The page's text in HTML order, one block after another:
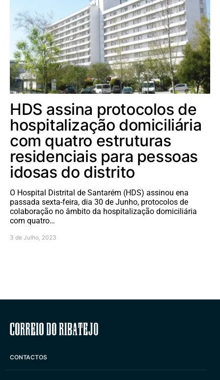
HDS assina protocolos de
hospitalização domiciliária
com quatro estruturas
residenciais para pessoas
idosas do distrito
O Hospital Distrital de Santarém (HDS) assinou ena
passada sexta-feira, dia 30 de Junho, protocolos de
colaboração no âmbito da hospitalização domiciliária
com quatro…
3 de Julho, 2023
Correio do Ribatejo
CONTACTOS